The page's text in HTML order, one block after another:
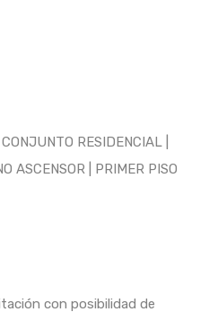
RESIDENCIAL |
ASCENSOR | PRIMER PISO
con posibilidad de